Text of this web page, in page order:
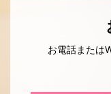
お電話または